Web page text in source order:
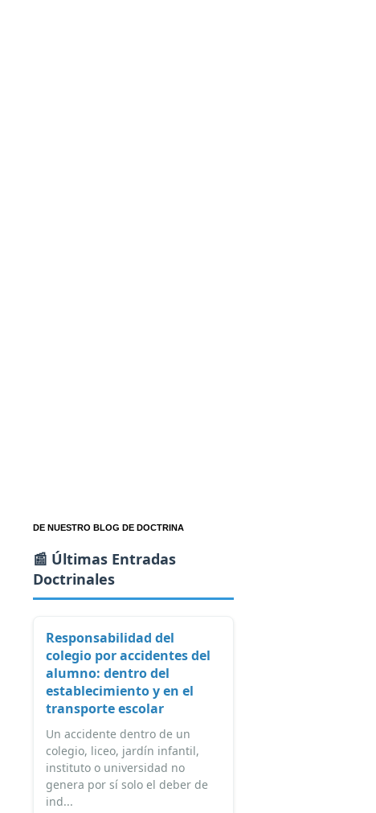
DE NUESTRO BLOG DE DOCTRINA
📰 Últimas Entradas
Doctrinales
Responsabilidad del
colegio por accidentes del
alumno: dentro del
establecimiento y en el
transporte escolar
Un accidente dentro de un
colegio, liceo, jardín infantil,
instituto o universidad no
genera por sí solo el deber de
ind...